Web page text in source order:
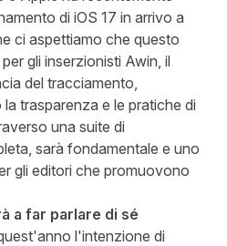
di iOS 17 in arrivo a
ci aspettiamo che questo
gli inserzionisti Awin, il
del tracciamento,
trasparenza e le pratiche di
una suite di
sarà fondamentale e uno
gli editori che promuovono
a far parlare di sé
l'intenzione di